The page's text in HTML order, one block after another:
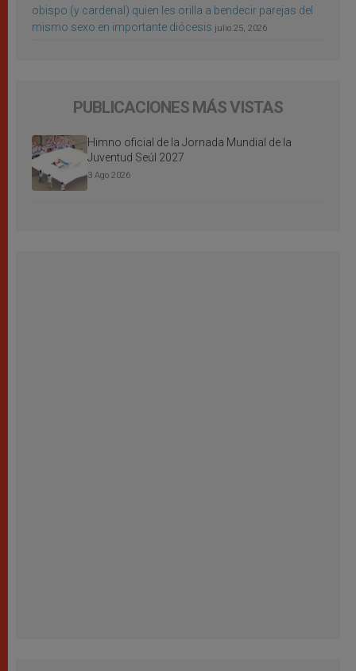
obispo (y cardenal) quien les orilla a bendecir parejas del
mismo sexo en importante diócesis julio 25, 2026
PUBLICACIONES MÁS VISTAS
Himno oficial de la Jornada Mundial de la
Juventud Seúl 2027
3 Ago 2026